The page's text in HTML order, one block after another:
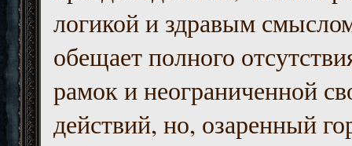
логикой и здравым
обещает полного
рамок и неограниченной
действий, но, озаренный